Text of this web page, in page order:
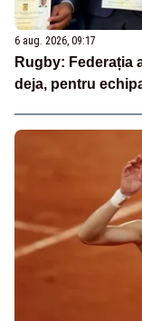
6 aug. 2026, 09:17
Rugby: Federația
deja, pentru